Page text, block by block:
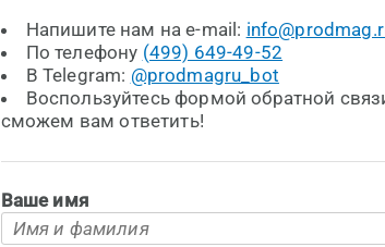
Напишите нам на e-mail:
По телефону (499) 649-49-52
В Telegram: @prodmagru_bot
Воспользуйтесь формой обратной
сможем вам ответить!
Ваше имя